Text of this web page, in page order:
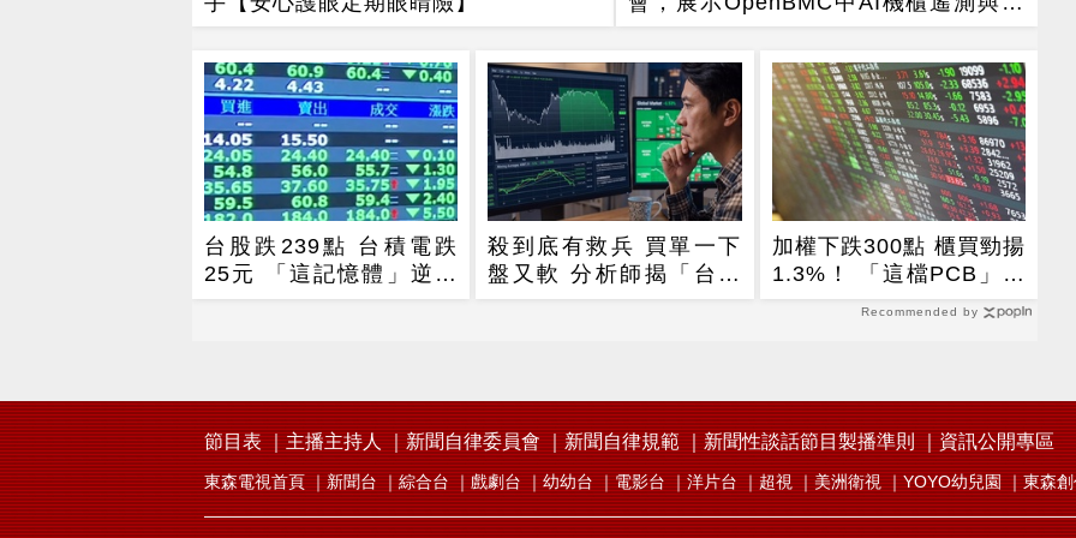
全防護
台股跌239點 台積電跌
25元 「這記憶體」逆勢
噴5%
殺到底有救兵 買單一下
盤又軟 分析師揭「台股
磨人」背後真相
加權下跌300點 櫃買勁揚
1.3%！ 「這檔PCB」連
3天漲停 Recommended by
節目表 主播主持人 新聞自律委員會 新聞自律規範 新聞性談話節目製播準則 資訊公開專區
東森電視首頁 新聞台 綜合台 戲劇台 幼幼台 電影台 洋片台 超視 美洲衛視 YOYO幼兒園 東森